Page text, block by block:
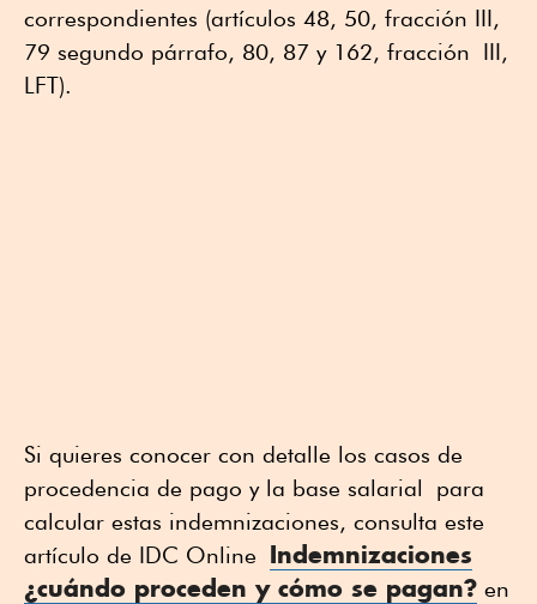
correspondientes (artículos 48, 50, fracción III,
79 segundo párrafo, 80, 87 y 162, fracción III,
LFT).
Si quieres conocer con detalle los casos de
procedencia de pago y la base salarial para
calcular estas indemnizaciones, consulta este
artículo de IDC Online Indemnizaciones
¿cuándo proceden y cómo se pagan? en